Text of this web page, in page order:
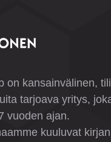
on kansainvälinen,
tarjoava yritys,
vuoden ajan.
kuuluvat